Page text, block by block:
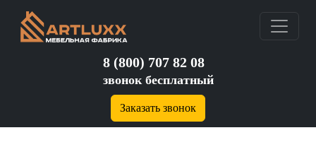
8 (800) 707 82 08
звонок бесплатный
Заказать звонок